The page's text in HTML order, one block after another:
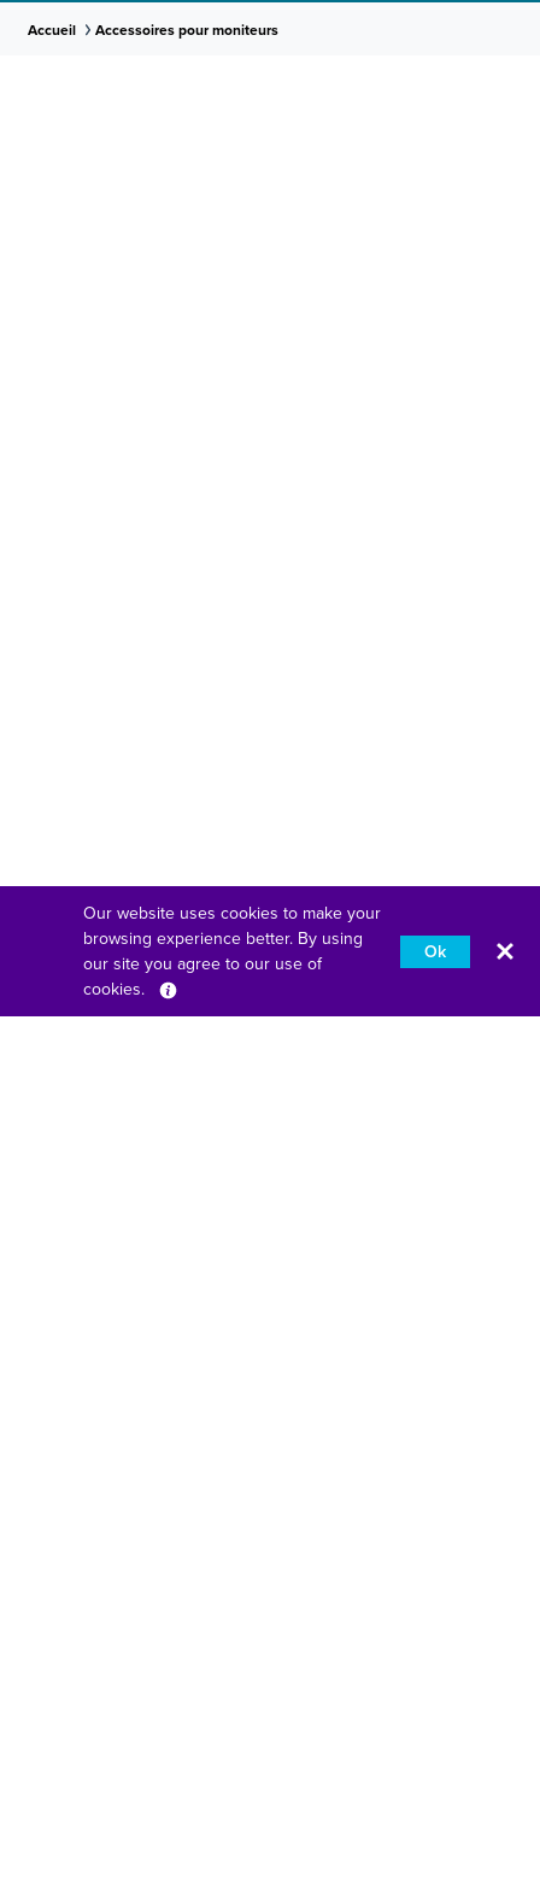
Accueil Accessoires pour moniteurs
Our website uses cookies to make your
browsing experience better. By using
our site you agree to our use of
cookies.
Ok